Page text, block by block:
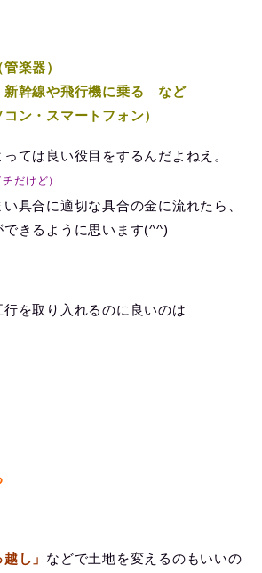
楽器）
新幹線や飛行機に乗る など
ン・スマートフォン）
ては良い役目をするんだよねえ。
だけど）
具合に適切な具合の金に流れたら、
きるように思います(^^)
を取り入れるのに良いのは
越し」 などで土地を変えるのもいいの